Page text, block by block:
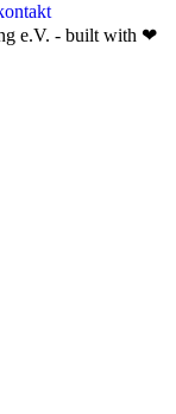
e.V. - built with ❤